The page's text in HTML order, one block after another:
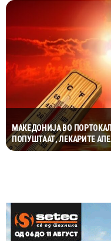
МАКЕДОНИЈА ВО
ПОПУШТААТ, ЛЕКАРИТЕ
ПРЕТПАЗЛИВОСТ